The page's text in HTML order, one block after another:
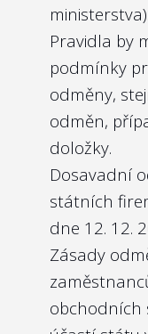
ministerstva).
Pravidla by
podmínky
odměny,
odměn,
doložky.
Dosavadní
státních
dne 12. 12.
Zásady
obchodních